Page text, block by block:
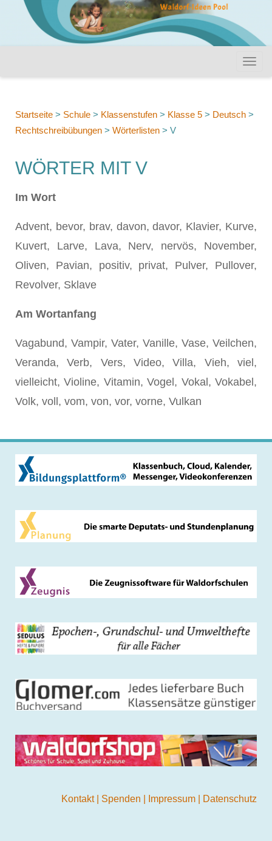
Startseite > Schule > Klassenstufen > Klasse 5 > Deutsch >
Rechtschreibübungen > Wörterlisten > V
WÖRTER MIT V
Im Wort
Advent, bevor, brav, davon, davor, Klavier, Kurve,
Kuvert, Larve, Lava, Nerv, nervös, November,
Oliven, Pavian, positiv, privat, Pulver, Pullover,
Revolver, Sklave
Am Wortanfang
Vagabund, Vampir, Vater, Vanille, Vase, Veilchen,
Veranda, Verb, Vers, Video, Villa, Vieh, viel,
vielleicht, Violine, Vitamin, Vogel, Vokal, Vokabel,
Volk, voll, vom, von, vor, vorne, Vulkan
Kontakt Spenden Impressum Datenschutz